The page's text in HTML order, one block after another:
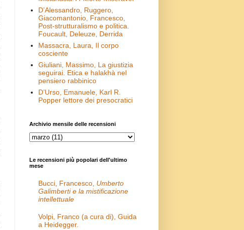
D’Alessandro, Ruggero,
Giacomantonio, Francesco,
Post-strutturalismo e politica.
Foucault, Deleuze, Derrida
Massacra, Laura, Il corpo
cosciente
Giuliani, Massimo, La giustizia
seguirai. Etica e halakhà nel
pensiero rabbinico
D’Urso, Emanuele, Karl R.
Popper lettore dei presocratici
Archivio mensile delle recensioni
Le recensioni più popolari dell'ultimo
mese
Bucci, Francesco, Umberto
Galimberti e la mistificazione
intellettuale
Volpi, Franco (a cura di), Guida
a Heidegger.